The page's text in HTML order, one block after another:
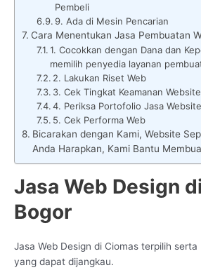
Pembeli
9. Ada di Mesin Pencarian
Cara Menentukan Jasa Pembuatan
1. Cocokkan dengan Dana dan
memilih penyedia layanan
2. Lakukan Riset Web
3. Cek Tingkat Keamanan Website
4. Periksa Portofolio Jasa Website
5. Cek Performa Web
Bicarakan dengan Kami, Website
Anda Harapkan, Kami Bantu
Jasa Web Design
Bogor
Jasa Web Design di Ciomas terpilih
yang dapat dijangkau.